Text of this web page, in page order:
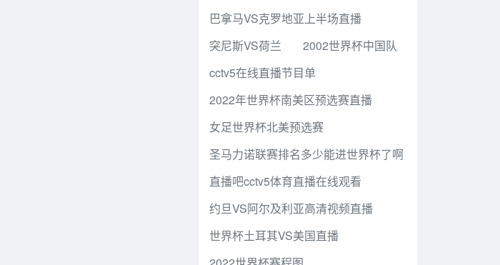
巴拿马VS克罗地亚上半场直播
突尼斯VS荷兰
2002世界杯中国队
cctv5在线直播节目单
2022年世界杯南美区预选赛直播
女足世界杯北美预选赛
圣马力诺联赛排名多少能进世界杯了啊
直播吧cctv5体育直播在线观看
约旦VS阿尔及利亚高清视频直播
世界杯土耳其VS美国直播